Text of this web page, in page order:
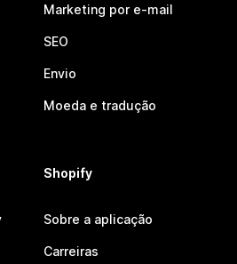
Marketing por e-mail
SEO
Envio
Moeda e tradução
Shopify
Sobre a aplicação
Carreiras